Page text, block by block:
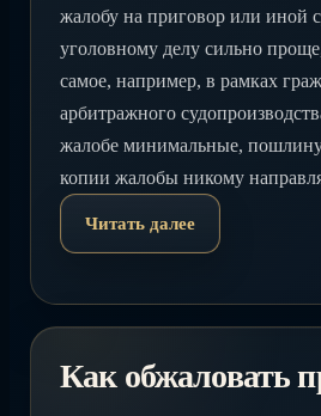
жалобу на приговор или иной
уголовному делу сильно
самое, например, в рамках
арбитражного
жалобе минимальные, пошлину
копии жалобы никому
Читать далее
Как обжаловать